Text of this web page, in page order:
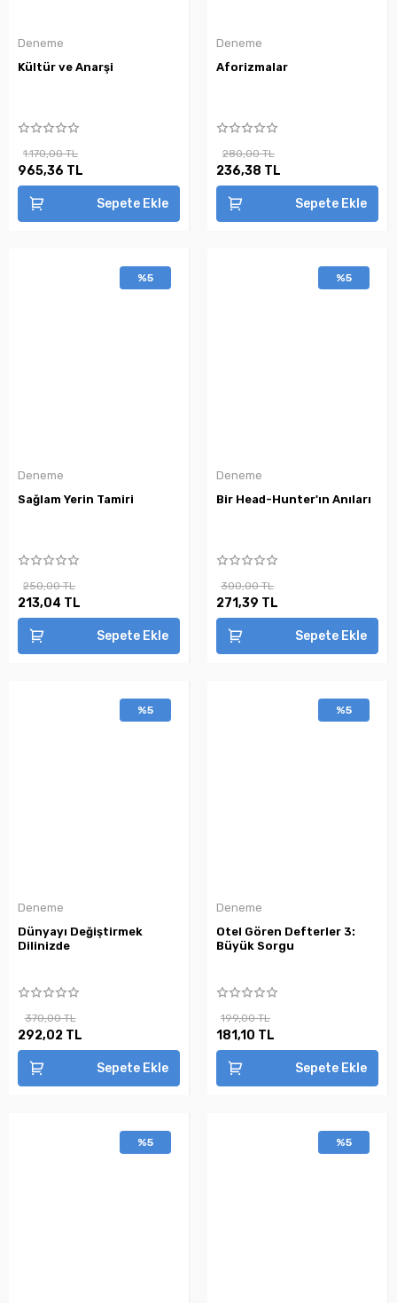
Deneme
Kültür ve Anarşi
1.170,00 TL
965,36 TL
Sepete Ekle
Deneme
Aforizmalar
280,00 TL
236,38 TL
Sepete Ekle
%5
Deneme
Sağlam Yerin Tamiri
250,00 TL
213,04 TL
Sepete Ekle
%5
Deneme
Bir Head-Hunter'ın Anıları
300,00 TL
271,39 TL
Sepete Ekle
%5
Deneme
Dünyayı Değiştirmek
Dilinizde
370,00 TL
292,02 TL
Sepete Ekle
%5
Deneme
Otel Gören Defterler 3:
Büyük Sorgu
199,00 TL
181,10 TL
Sepete Ekle
%5 %5